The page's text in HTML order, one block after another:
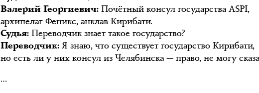
Валерий Георгиевич:Почётный консул государства ASPI,
архипелаг Феникс, анклав Кирибати.
Судья: Переводчик знает такое государство?
Переводчик:Я знаю, что существует государство Кирибати,
но есть ли у них консул из Челябинска — право, не могу
…